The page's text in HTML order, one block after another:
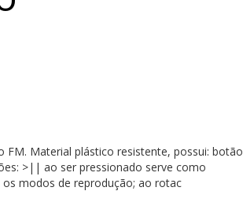
Material plástico resistente, possui: botão
>|| ao ser pressionado serve como
modos de reprodução; ao rotac